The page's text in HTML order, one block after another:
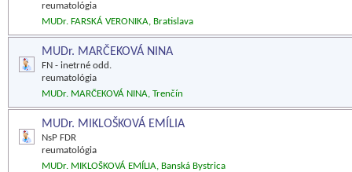
reumatológia
MUDr. FARSKÁ VERONIKA, Bratislava
MUDr. MARČEKOVÁ NINA
FN - inetrné odd.
reumatológia
MUDr. MARČEKOVÁ NINA, Trenčín
MUDr. MIKLOŠKOVÁ EMÍLIA
NsP FDR
reumatológia
MUDr. MIKLOŠKOVÁ EMÍLIA, Banská Bystrica